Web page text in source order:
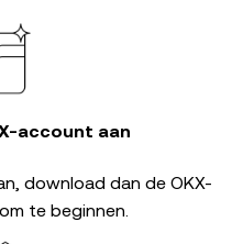
account aan
download dan de OKX-
te beginnen.